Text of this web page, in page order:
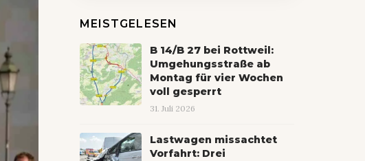
MEISTGELESEN
B 14/B 27 bei Rottweil:
Umgehungsstraße ab
Montag für vier Wochen
voll gesperrt
31. Juli 2026
Lastwagen missachtet
Vorfahrt: Drei